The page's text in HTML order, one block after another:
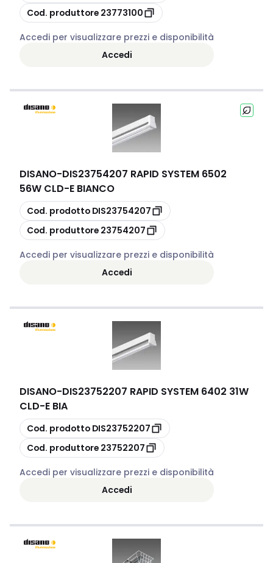
copia
Cod. produttore 23773100
Accedi per visualizzare prezzi e disponibilità
Accedi
DISANO-DIS23754207 RAPID SYSTEM 6502
56W CLD-E BIANCO
copia
Cod. prodotto DIS23754207
copia
Cod. produttore 23754207
Accedi per visualizzare prezzi e disponibilità
Accedi
DISANO-DIS23752207 RAPID SYSTEM 6402 31W
CLD-E BIA
copia
Cod. prodotto DIS23752207
copia
Cod. produttore 23752207
Accedi per visualizzare prezzi e disponibilità
Accedi